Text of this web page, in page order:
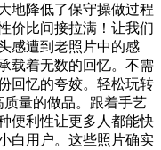
地降低了保守操做过程
价比间接拉满！让我们
感遭到老照片中的感
载着无数的回忆。不需
回忆的夸姣。轻松玩转
量的做品。跟着手艺
便利性让更多人都能快
白用户。这些照片确实